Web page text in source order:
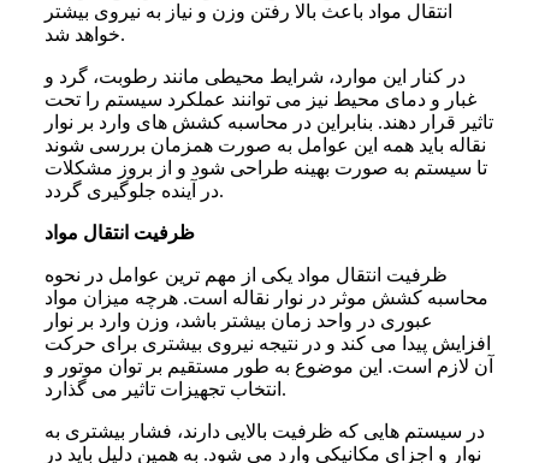
انتقال مواد باعث بالا رفتن وزن و نیاز به نیروی بیشتر
خواهد شد.
در کنار این موارد، شرایط محیطی مانند رطوبت، گرد و
غبار و دمای محیط نیز می توانند عملکرد سیستم را تحت
تاثیر قرار دهند. بنابراین در محاسبه کشش‌ های وارد بر نوار
نقاله باید همه این عوامل به صورت همزمان بررسی شوند
تا سیستم به صورت بهینه طراحی شود و از بروز مشکلات
در آینده جلوگیری گردد.
ظرفیت انتقال مواد
ظرفیت انتقال مواد یکی از مهم ترین عوامل در نحوه
محاسبه کشش موثر در نوار نقاله است. هرچه میزان مواد
عبوری در واحد زمان بیشتر باشد، وزن وارد بر نوار
افزایش پیدا می کند و در نتیجه نیروی بیشتری برای حرکت
آن لازم است. این موضوع به طور مستقیم بر توان موتور و
انتخاب تجهیزات تاثیر می گذارد.
در سیستم هایی که ظرفیت بالایی دارند، فشار بیشتری به
نوار و اجزای مکانیکی وارد می شود. به همین دلیل باید در